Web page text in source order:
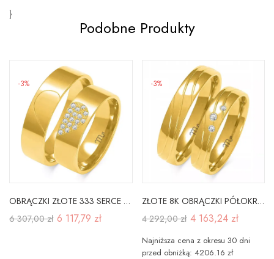
}
Podobne Produkty
-3%
OBRĄCZKI ZŁOTE 333 SERCE CYRKONIA SOCZEWKA PŁASKA
6 307,00 zł 6 117,79 zł
-3%
ZŁOTE 8K OBRĄCZKI PÓŁOKRĄGŁE 4,5mm BRYLANT GRAWER
4 292,00 zł 4 163,24 zł
Najniższa cena z okresu 30 dni
przed obniżką: 4206.16 zł